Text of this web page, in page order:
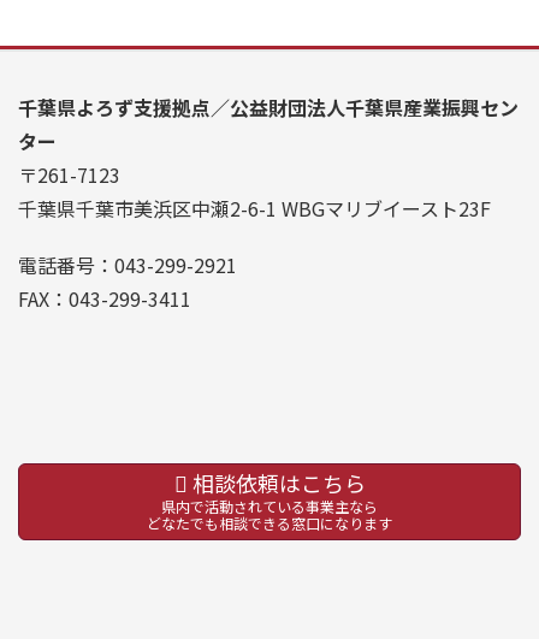
千葉県よろず支援拠点／公益財団法人千葉県産業振興セン
ター
〒261-7123
千葉県千葉市美浜区中瀬2-6-1 WBGマリブイースト23F
電話番号：043-299-2921
FAX：043-299-3411
相談依頼はこちら
県内で活動されている事業主なら
どなたでも相談できる窓口になります